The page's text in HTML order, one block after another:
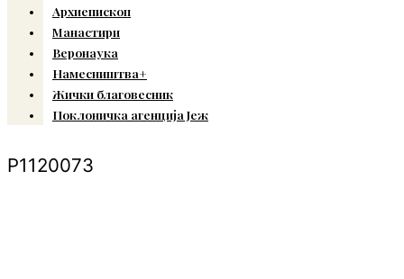
Архиепископ
Манастири
Веронаука
Намесништва+
Жички благовесник
Поклоничка агенција Јеж
P1120073